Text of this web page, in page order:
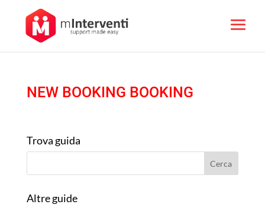
NEW BOOKING BOOKING
Trova guida
Altre guide